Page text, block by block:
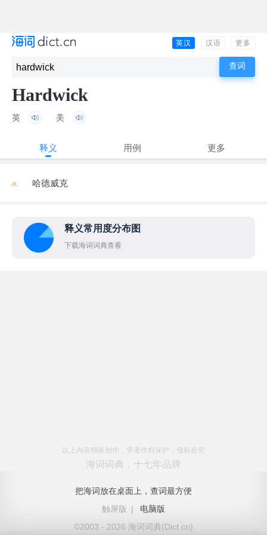
英汉 汉语 更多
Hardwick
英 美
释义 用例 更多
n. 哈德威克
释义常用度分布图
下载海词词典查看
以上内容独家创作，受著作权保护，侵权必究
海词词典，十七年品牌
把海词放在桌面上，查词最方便
触屏版
|
电脑版
©2003 - 2026 海词词典(Dict.cn)